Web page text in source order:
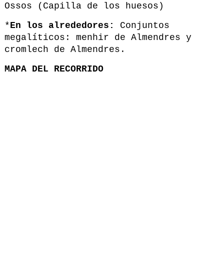
Ossos (Capilla de los huesos)
*En los alrededores:
Conjuntos
megalíticos: menhir de Almendres y
cromlech de Almendres.
MAPA DEL RECORRIDO